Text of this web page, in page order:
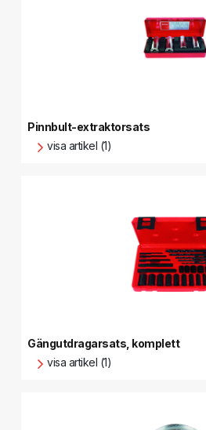
Pinnbult-extraktorsats
visa artikel (1)
Gängutdragarsats, komplett
visa artikel (1)